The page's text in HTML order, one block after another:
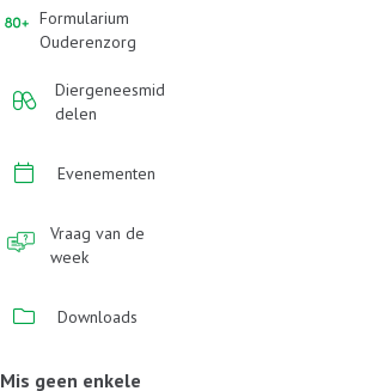
Formularium
Ouderenzorg
Diergeneesmid
delen
Evenementen
Vraag van de
week
Downloads
Mis geen enkele